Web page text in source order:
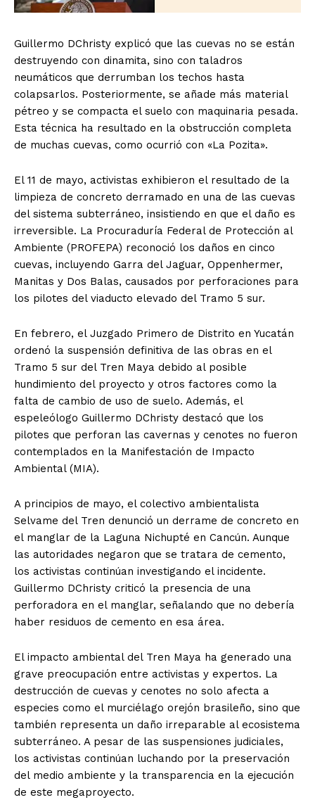
El Suplemento
SUSCRIBIRSE
Estados
Aguascalientes Baja California
Baja California Sur Campeche
Chiapas
Chihuahua
Ciudad de México Coahuila
Colima Durango
Estado de México
Guanajuato
Guerrero Hidalgo
Jalisco
Michoacán
Zacatecas Yucatán Veracruz
Tlaxcala Tamaulipas
Guillermo DChristy explicó que las cuevas no se están
destruyendo con dinamita, sino con taladros
neumáticos que derrumban los techos hasta
colapsarlos. Posteriormente, se añade más material
pétreo y se compacta el suelo con maquinaria pesada.
Esta técnica ha resultado en la obstrucción completa
de muchas cuevas, como ocurrió con «La Pozita».
El 11 de mayo, activistas exhibieron el resultado de la
limpieza de concreto derramado en una de las cuevas
del sistema subterráneo, insistiendo en que el daño es
irreversible. La Procuraduría Federal de Protección al
Ambiente (PROFEPA) reconoció los daños en cinco
cuevas, incluyendo Garra del Jaguar, Oppenhermer,
Manitas y Dos Balas, causados por perforaciones para
los pilotes del viaducto elevado del Tramo 5 sur.
En febrero, el Juzgado Primero de Distrito en Yucatán
ordenó la suspensión definitiva de las obras en el
Tramo 5 sur del Tren Maya debido al posible
hundimiento del proyecto y otros factores como la
falta de cambio de uso de suelo. Además, el
espeleólogo Guillermo DChristy destacó que los
pilotes que perforan las cavernas y cenotes no fueron
contemplados en la Manifestación de Impacto
Ambiental (MIA).
A principios de mayo, el colectivo ambientalista
Selvame del Tren denunció un derrame de concreto en
el manglar de la Laguna Nichupté en Cancún. Aunque
las autoridades negaron que se tratara de cemento,
los activistas continúan investigando el incidente.
Guillermo DChristy criticó la presencia de una
perforadora en el manglar, señalando que no debería
haber residuos de cemento en esa área.
El impacto ambiental del Tren Maya ha generado una
grave preocupación entre activistas y expertos. La
destrucción de cuevas y cenotes no solo afecta a
especies como el murciélago orejón brasileño, sino que
también representa un daño irreparable al ecosistema
subterráneo. A pesar de las suspensiones judiciales,
los activistas continúan luchando por la preservación
del medio ambiente y la transparencia en la ejecución
de este megaproyecto.